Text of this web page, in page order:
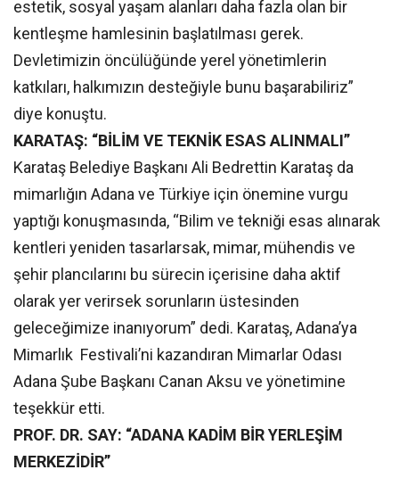
estetik, sosyal yaşam alanları daha fazla olan bir
kentleşme hamlesinin başlatılması gerek.
Devletimizin öncülüğünde yerel yönetimlerin
katkıları, halkımızın desteğiyle bunu başarabiliriz”
diye konuştu.
KARATAŞ: “BİLİM VE TEKNİK ESAS ALINMALI”
Karataş Belediye Başkanı Ali Bedrettin Karataş da
mimarlığın Adana ve Türkiye için önemine vurgu
yaptığı konuşmasında, “Bilim ve tekniği esas alınarak
kentleri yeniden tasarlarsak, mimar, mühendis ve
şehir plancılarını bu sürecin içerisine daha aktif
olarak yer verirsek sorunların üstesinden
geleceğimize inanıyorum” dedi. Karataş, Adana’ya
Mimarlık Festivali’ni kazandıran Mimarlar Odası
Adana Şube Başkanı Canan Aksu ve yönetimine
teşekkür etti.
PROF. DR. SAY: “ADANA KADİM BİR YERLEŞİM
MERKEZİDİR”